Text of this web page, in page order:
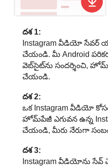
దశ 1:
Instagram వీడియో సేవర్
చేయండి. మీ Android
వెబ్‌సైట్‌ను సందర్శించి,
చేయండి.
దశ 2:
ఒక Instagram వీడియో
హోమ్‌పేజీ ఎగువన ఉన్న
చేయండి, మీరు నేరుగా
దశ 3:
Instagram వీడియోను